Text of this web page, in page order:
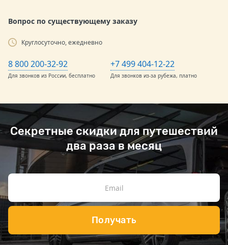
Вопрос по существующему заказу
Круглосуточно, ежедневно
8 800 200-32-92
Для звонков из России, бесплатно
+7 499 404-12-22
Для звонков из-за рубежа, платно
Секретные скидки для путешествий
два раза в месяц
Получать